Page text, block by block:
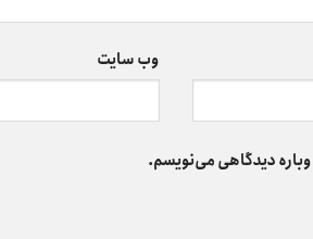
وب‌ سایت
دیدگاهی می‌نویسم.